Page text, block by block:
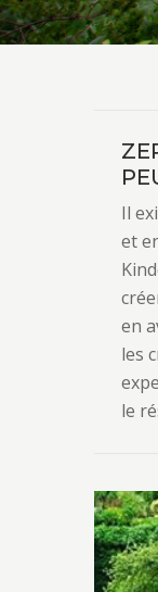
Il
et
en
les
le